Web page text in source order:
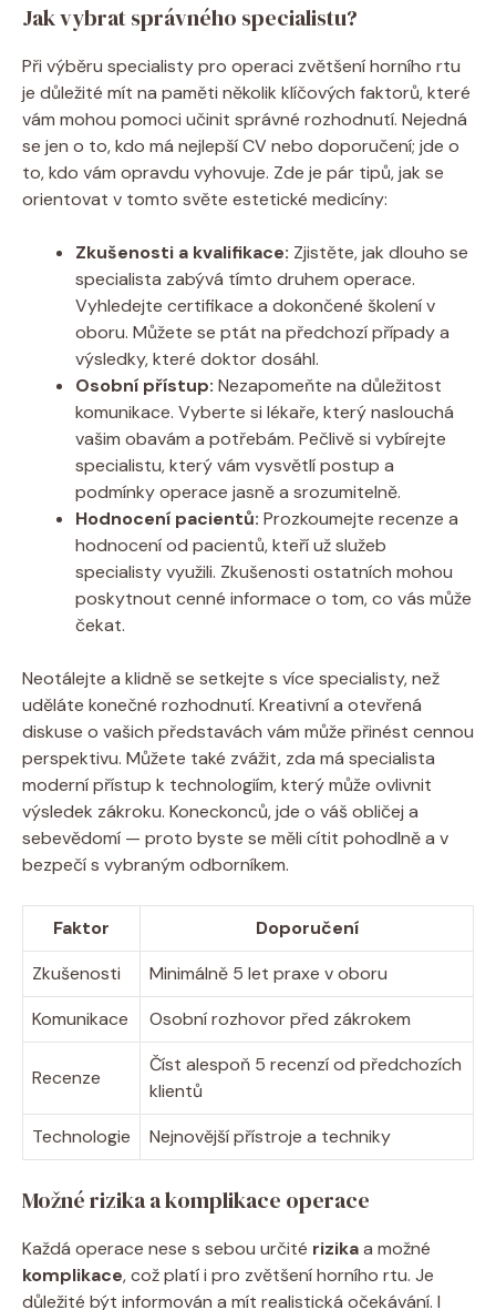
Jak vybrat správného specialistu?
Při výběru specialisty pro operaci zvětšení horního rtu
je důležité mít na paměti několik klíčových faktorů, které
vám mohou pomoci učinit správné rozhodnutí. Nejedná
se jen o to, kdo má nejlepší CV nebo doporučení; jde o
to, kdo vám opravdu vyhovuje. Zde je pár tipů, jak se
orientovat v tomto světe estetické medicíny:
Zkušenosti a kvalifikace: Zjistěte, jak dlouho se
specialista zabývá tímto druhem operace.
Vyhledejte certifikace a dokončené školení v
oboru. Můžete se ptát na předchozí případy a
výsledky, které doktor dosáhl.
Osobní přístup: Nezapomeňte na důležitost
komunikace. Vyberte si lékaře, který naslouchá
vašim obavám a potřebám. Pečlivě si vybírejte
specialistu, který vám vysvětlí postup a
podmínky operace jasně a srozumitelně.
Hodnocení pacientů: Prozkoumejte recenze a
hodnocení od pacientů, kteří už služeb
specialisty využili. Zkušenosti ostatních mohou
poskytnout cenné informace o tom, co vás může
čekat.
Neotálejte a klidně se setkejte s více specialisty, než
uděláte konečné rozhodnutí. Kreativní a otevřená
diskuse o vašich představách vám může přinést cennou
perspektivu. Můžete také zvážit, zda má specialista
moderní přístup k technologiím, který může ovlivnit
výsledek zákroku. Koneckonců, jde o váš obličej a
sebevědomí — proto byste se měli cítit pohodlně a v
bezpečí s vybraným odborníkem.
Faktor
Doporučení
Zkušenosti
Minimálně 5 let praxe v oboru
Komunikace
Osobní rozhovor před zákrokem
Recenze
Číst alespoň 5 recenzí od předchozích
klientů
Technologie
Nejnovější přístroje a techniky
Možné rizika a komplikace operace
Každá operace nese s sebou určité rizikaa možné
komplikace, což platí i pro zvětšení horního rtu. Je
důležité být informován a mít realistická očekávání. I